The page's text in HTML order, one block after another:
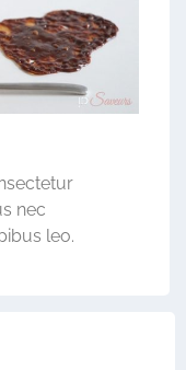
nec
leo.